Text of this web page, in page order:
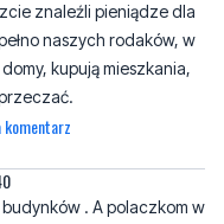
znaleźli pieniądze dla
naszych rodaków, w
kupują mieszkania,
komentarz
. A polaczkom w